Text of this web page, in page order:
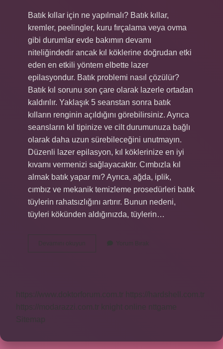
Batık kıllar için ne yapılmalı? Batık kıllar,
kremler, peelingler, kuru fırçalama veya ovma
gibi durumlar evde bakımın devamı
niteliğindedir ancak kıl köklerine doğrudan etki
eden en etkili yöntem elbette lazer
epilasyondur. Batık problemi nasıl çözülür?
Batık kıl sorunu son çare olarak lazerle ortadan
kaldırılır. Yaklaşık 5 seanstan sonra batık
kılların renginin açıldığını görebilirsiniz. Ayrıca
seansların kıl tipinize ve cilt durumunuza bağlı
olarak daha uzun sürebileceğini unutmayın.
Düzenli lazer epilasyon, kıl köklerinize en iyi
kıvamı vermenizi sağlayacaktır. Cımbızla kıl
almak batık yapar mı? Ayrıca, ağda, iplik,
cımbız ve mekanik temizleme prosedürleri batık
tüylerin rahatsızlığını artırır. Bunun nedeni,
tüyleri kökünden aldığınızda, tüylerin…
Devamını okuyun
Neden
Yorum Bırak
https://www.doktorforum.com.tr
https://hardshell.com.tr
https://modarazzi.com.tr
knight online
nttgame
Sitemap